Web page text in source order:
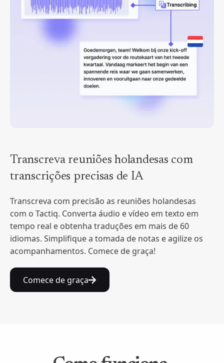
Transcreva reuniões holandesas com
transcrições precisas de IA
Transcreva com precisão as reuniões holandesas
com o Tactiq. Converta áudio e vídeo em texto em
tempo real e obtenha traduções em mais de 60
idiomas. Simplifique a tomada de notas e agilize os
acompanhamentos. Comece de graça!
Comece de graça